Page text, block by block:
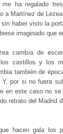
ha regalado
a Martínez de
haber visto la
imaginado que
cambia de
castillos y los
también de
por si no fuera
en este caso no
retrato del Madrid
hacen gala los